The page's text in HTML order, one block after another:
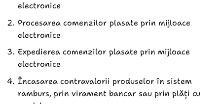
electronice
Procesarea comenzilor plasate prin mijloace
electronice
Expedierea comenzilor plasate prin mijloace
electronice
Încasarea contravalorii produselor în sistem
ramburs, prin virament bancar sau prin plăți cu